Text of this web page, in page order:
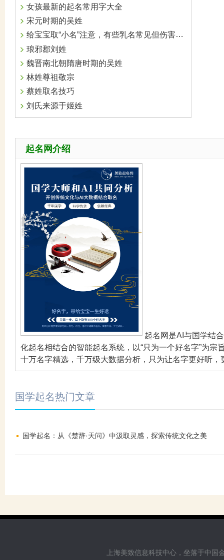
女孩最新的起名常用字大全
宋元时期的吴姓
给宝宝取“小名”注意，有些乳名常见但伤害宝宝自尊
琅邪郡刘姓
魏晋南北朝隋唐时期的吴姓
林姓尊祖敬宗
蔡姓取名技巧
刘氏来源于姬姓
起名网介绍
起名网是AI与国学结
化起名相结合的智能起名系统，以“只为一个好名字”为
十万名字精选，千万级大数据分析，只为让名字更好听，
国学起名热门文章
国学起名：从《楚辞·天问》中汲取灵感，探索传统文化之美
上海美致信息科技中心，坐落于中